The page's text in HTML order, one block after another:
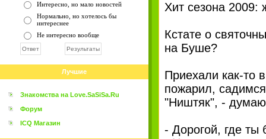
Интересно, но мало новостей
Нормально, но хотелось бы
интереснее
Не интересно вообще
Лучшие
Знакомства на Love.SaSiSa.Ru
Форум
ICQ Магазин
Хит сезона 2009:
Кстате о
на Буше?
Приехали как-то
пожарил,
"Ништяк", -
- Дорогой, где ты